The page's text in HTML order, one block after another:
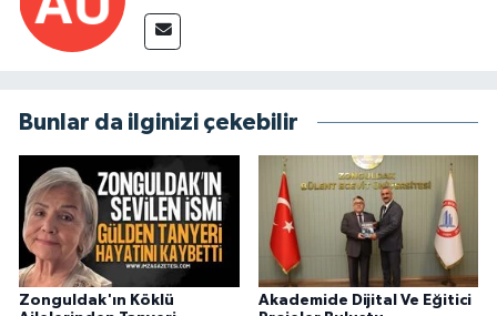
Bunlar da ilginizi çekebilir
Zonguldak'ın Köklü
Akademide Dijital Ve Eğitici